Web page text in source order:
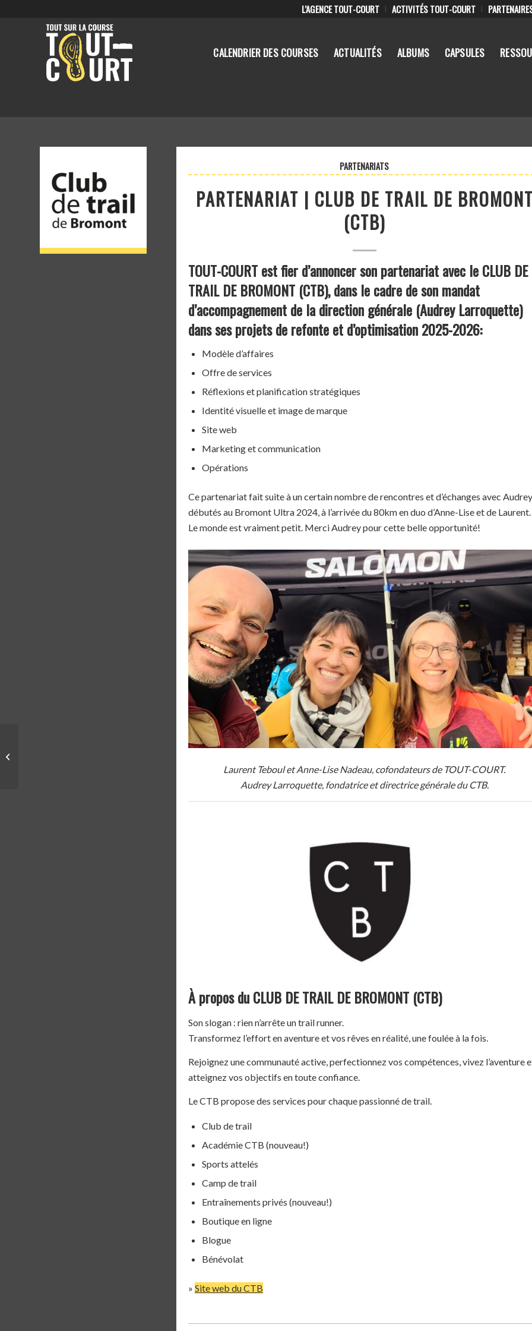
L’AGENCE TOUT-COURT ACTIVITÉS TOUT-COURT
CALENDRIER DES COURSES ACTUALITÉS ALBUMS CAPSULES
PARTENARIATS
PARTENARIAT | CLUB DE TRAIL DE
(CTB)
TOUT-COURT est fier d’annoncer son partenariat avec le CLUB DE
TRAIL DE BROMONT (CTB), dans le cadre de son mandat
d’accompagnement de la direction générale (Audrey Larroquette)
dans ses projets de refonte et d’optimisation 2025-2026:
Modèle d’affaires
Offre de services
Réflexions et planification stratégiques
Identité visuelle et image de marque
Site web
Marketing et communication
Opérations
Ce partenariat fait suite à un certain nombre de rencontres et d’échanges avec
débutés au Bromont Ultra 2024, à l’arrivée du 80km en duo d’Anne-Lise et de Laurent.
Le monde est vraiment petit. Merci Audrey pour cette belle opportunité!
Laurent Teboul et Anne-Lise Nadeau, cofondateurs de TOUT-COURT.
Audrey Larroquette, fondatrice et directrice générale du CTB.
À propos du CLUB DE TRAIL DE BROMONT (CTB)
Son slogan : rien n’arrête un trail runner.
Transformez l’effort en aventure et vos rêves en réalité, une foulée à la fois.
Rejoignez une communauté active, perfectionnez vos compétences, vivez l’aventure
atteignez vos objectifs en toute confiance.
Le CTB propose des services pour chaque passionné de trail.
Club de trail
Académie CTB (nouveau!)
Sports attelés
Camp de trail
Entraînements privés (nouveau!)
Boutique en ligne
Blogue
Bénévolat
» Site web du CTB